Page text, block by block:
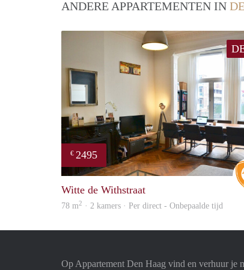
ANDERE APPARTEMENTEN IN
€ 2495
Witte de Withstraat
78 m2 · 2 kamers · Per direct - Onbepaalde tijd
Op Appartement Den Haag vind en verhuur je